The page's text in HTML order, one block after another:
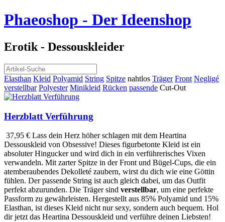
Phaeoshop - Der Ideenshop
Erotik - Dessouskleider
Elasthan Kleid Polyamid String Spitze nahtlos Träger Front Negligé
verstellbar Polyester Minikleid Rücken passende Cut-Out
Herzblatt Verführung
37,95 € Lass dein Herz höher schlagen mit dem Heartina
Dessouskleid von Obsessive! Dieses figurbetonte Kleid ist ein
absoluter Hingucker und wird dich in ein verführerisches Vixen
verwandeln. Mit zarter Spitze in der Front und Bügel-Cups, die ein
atemberaubendes Dekolleté zaubern, wirst du dich wie eine Göttin
fühlen. Der passende String ist auch gleich dabei, um das Outfit
perfekt abzurunden. Die Träger sind verstellbar, um eine perfekte
Passform zu gewährleisten. Hergestellt aus 85% Polyamid und 15%
Elasthan, ist dieses Kleid nicht nur sexy, sondern auch bequem. Hol
dir jetzt das Heartina Dessouskleid und verführe deinen Liebsten!